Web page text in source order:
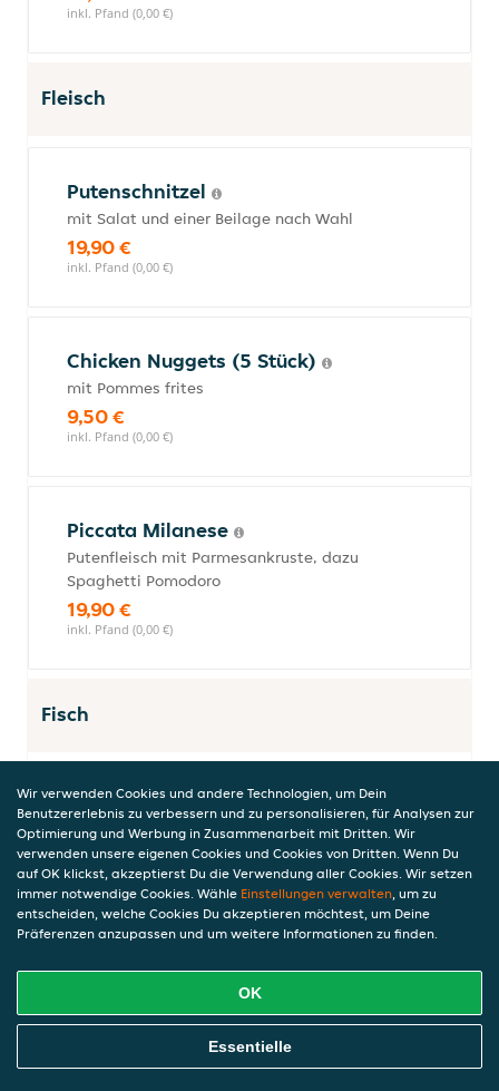
inkl. Pfand (0,00 €)
Fleisch
Putenschnitzel
mit Salat und einer Beilage nach Wahl
19,90 €
inkl. Pfand (0,00 €)
Chicken Nuggets (5 Stück)
mit Pommes frites
9,50 €
inkl. Pfand (0,00 €)
Piccata Milanese
Putenfleisch mit Parmesankruste, dazu
Spaghetti Pomodoro
19,90 €
inkl. Pfand (0,00 €)
Fisch
Miesmuscheln
frische Miesmuscheln mit Soße nach Wahl,
dazu Pizzabrot
24,90 €
inkl. Pfand (0,00 €)
Tagliatelle mit Riesengarnelen,
Partygarnelen, Schwertfisch, Muscheln und
Tomatensoßee
Online Essen Bestellen
Wir verwenden Cookies und andere Technologien, um Dein
Benutzererlebnis zu verbessern und zu personalisieren, für Analysen zur
Optimierung und Werbung in Zusammenarbeit mit Dritten. Wir
verwenden unsere eigenen Cookies und Cookies von Dritten. Wenn Du
auf OK klickst, akzeptierst Du die Verwendung aller Cookies. Wir setzen
immer notwendige Cookies. Wähle Einstellungen verwalten, um zu
entscheiden, welche Cookies Du akzeptieren möchtest, um Deine
Präferenzen anzupassen und um weitere Informationen zu finden.
OK
Essentielle